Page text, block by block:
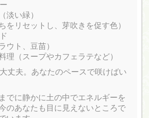
淡い緑）
をリセットし、芽吹きを促す色）
ウト、豆苗）
理（スープやカフェラテなど）
大丈夫。あなたのペースで咲けばい
でに静かに土の中でエネルギーを
のあなたも目に見えないところで